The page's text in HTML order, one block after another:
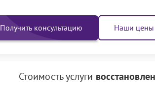
Получить консультацию Наши цены
Стоимость услуги